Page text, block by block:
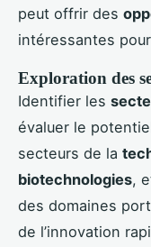
peut offrir des
intéressantes
Exploration des
Identifier les
évaluer le
secteurs de la
biotechnologies,
des domaines
de l’innovation